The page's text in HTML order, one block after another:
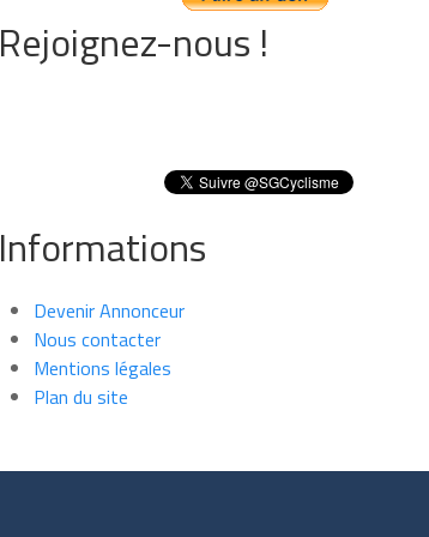
Rejoignez-nous !
Informations
Devenir Annonceur
Nous contacter
Mentions légales
Plan du site